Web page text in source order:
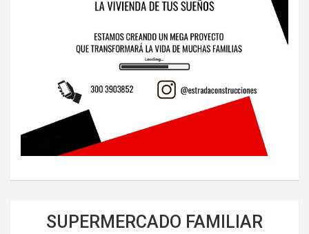
SUPERMERCADO FAMILIAR